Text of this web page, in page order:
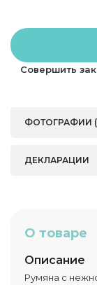
Совершить
ФОТОГРАФИИ
ДЕКЛАРАЦИИ
О товаре
Описание
Румяна с